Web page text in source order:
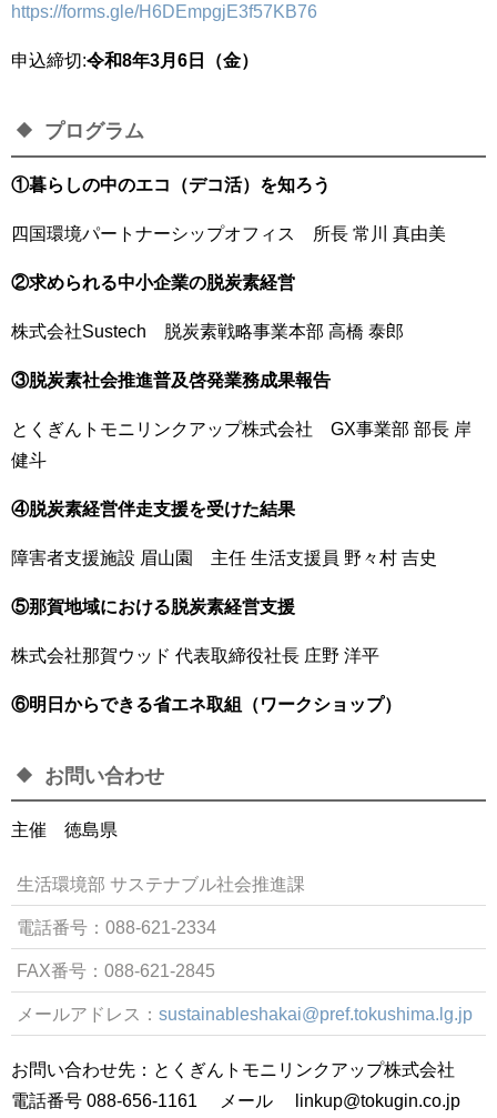
https://forms.gle/H6DEmpgjE3f57KB76
申込締切:令和8年3月6日（金）
プログラム
①暮らしの中のエコ（デコ活）を知ろう
四国環境パートナーシップオフィス 所長 常川 真由美
②求められる中小企業の脱炭素経営
株式会社Sustech 脱炭素戦略事業本部 高橋 泰郎
③脱炭素社会推進普及啓発業務成果報告
とくぎんトモニリンクアップ株式会社 GX事業部 部長 岸
健斗
④脱炭素経営伴走支援を受けた結果
障害者支援施設 眉山園 主任 生活支援員 野々村 吉史
⑤那賀地域における脱炭素経営支援
株式会社那賀ウッド 代表取締役社長 庄野 洋平
⑥明日からできる省エネ取組（ワークショップ）
お問い合わせ
主催 徳島県
生活環境部 サステナブル社会推進課
電話番号：088-621-2334
FAX番号：088-621-2845
メールアドレス： sustainableshakai@pref.tokushima.lg.jp
お問い合わせ先：とくぎんトモニリンクアップ株式会社
電話番号 088-656-1161 メール linkup@tokugin.co.jp